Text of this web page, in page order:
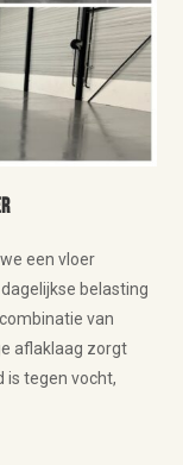
een vloer
belasting
van
aflaklaag zorgt
is tegen vocht,